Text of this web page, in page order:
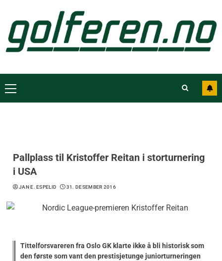
Pallplass til Kristoffer Reitan i storturnering
i USA
JAN E. ESPELID 31. DESEMBER 2016
Tittelforsvareren fra Oslo GK klarte ikke å bli historisk som
den første som vant den prestisjetunge juniorturneringen